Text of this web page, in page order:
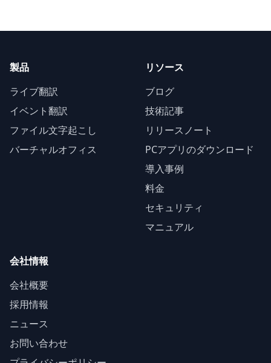
製品
ライブ翻訳
イベント翻訳
ファイル文字起こし
バーチャルオフィス
リソース
ブログ
技術記事
リリースノート
PCアプリのダウンロード
導入事例
料金
セキュリティ
マニュアル
会社情報
会社概要
採用情報
ニュース
お問い合わせ